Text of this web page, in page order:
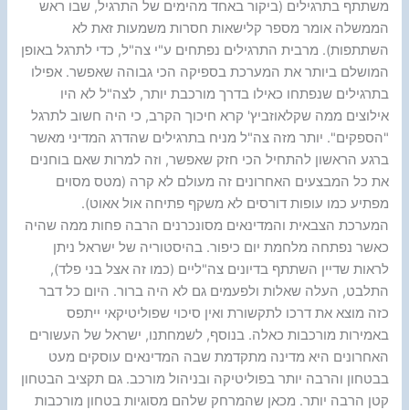
משתתף בתרגילים (ביקור באחד מהימים של התרגיל, שבו ראש
הממשלה אומר מספר קלישאות חסרות משמעות זאת לא
השתתפות). מרבית התרגילים נפתחים ע"י צה"ל, כדי לתרגל באופן
המושלם ביותר את המערכת בספיקה הכי גבוהה שאפשר. אפילו
בתרגילים שנפתחו כאילו בדרך מורכבת יותר, לצה"ל לא היו
אילוצים ממה שקלאוזביץ' קרא חיכוך הקרב, כי היה חשוב לתרגל
"הספקים". יותר מזה צה"ל מניח בתרגילים שהדרג המדיני מאשר
ברגע הראשון להתחיל הכי חזק שאפשר, וזה למרות שאם בוחנים
את כל המבצעים האחרונים זה מעולם לא קרה (מטס מסוים
מפתיע כמו עופות דורסים לא משקף פתיחה אול אאוט).
המערכת הצבאית והמדינאים מסונכרנים הרבה פחות ממה שהיה
כאשר נפתחה מלחמת יום כיפור. בהיסטוריה של ישראל ניתן
לראות שדיין השתתף בדיונים צה"ליים (כמו זה אצל בני פלד),
התלבט, העלה שאלות ולפעמים גם לא היה ברור. היום כל דבר
כזה מוצא את דרכו לתקשורת ואין סיכוי שפוליטיקאי ייתפס
באמירות מורכבות כאלה. בנוסף, לשמחתנו, ישראל של העשורים
האחרונים היא מדינה מתקדמת שבה המדינאים עוסקים מעט
בבטחון והרבה יותר בפוליטיקה ובניהול מורכב. גם תקציב הבטחון
קטן הרבה יותר. מכאן שהמרחק שלהם מסוגיות בטחון מורכבות